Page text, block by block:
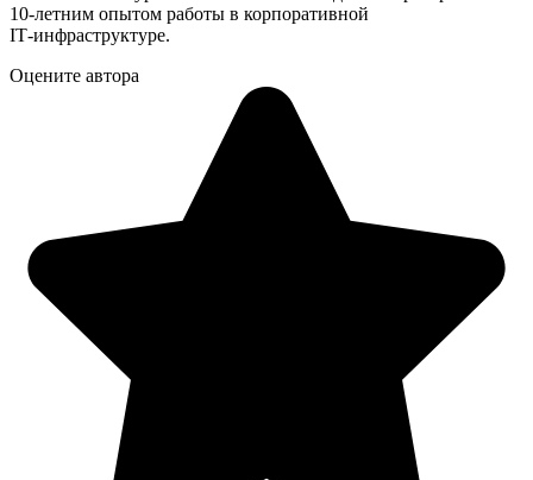
10‑летним опытом работы в корпоративной
IT‑инфраструктуре.
Оцените автора